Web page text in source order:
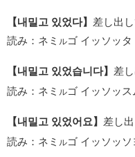
【내밀고 있었다】 差し出
読み：ネミ ルゴ イッソッタ
【내밀고 있었습니다】 差
読み：ネミ ルゴ イッソッス
【내밀고 있었어요】 差し
読み：ネミ ルゴ イッソッソ